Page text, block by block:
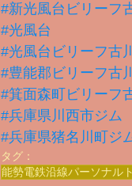
#新光風台ビリーフ
#光風台
#光風台ビリーフ古
#豊能郡ビリーフ古
#箕面森町ビリーフ
#兵庫県川西市ジム
#兵庫県猪名川町ジ
タグ：
能勢電鉄沿線パーソナル